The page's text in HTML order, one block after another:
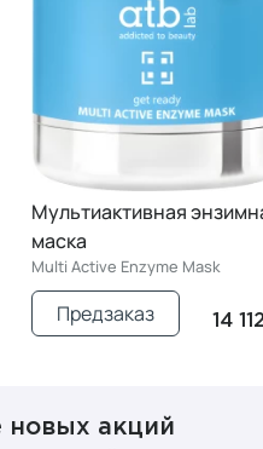
Мультиактивная
маска
Multi Active Enzyme Mask
14
Предзаказ
новых акций